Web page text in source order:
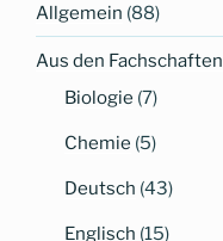
Allgemein (88)
Aus den Fachschaften
Biologie (7)
Chemie (5)
Deutsch (43)
Englisch (15)